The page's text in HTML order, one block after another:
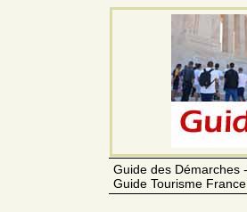
Guide des Démarches
Guide Tourisme